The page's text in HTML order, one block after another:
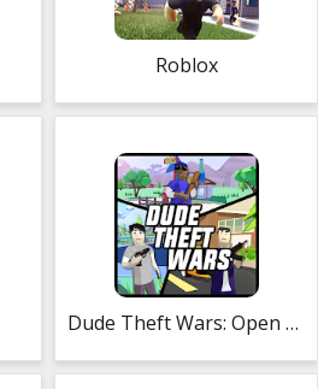
Roblox
Dude Theft Wars: Open World Sandbox Simulator